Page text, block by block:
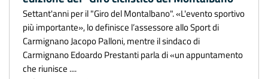
Settant'anni per il "Giro del Montalbano". «L'evento sportivo
più importante», lo definisce l’assessore allo Sport di
Carmignano Jacopo Palloni, mentre il sindaco di
Carmignano Edoardo Prestanti parla di «un appuntamento
che riunisce ....